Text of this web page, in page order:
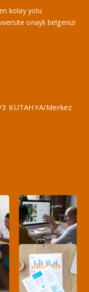
kolay yolu
onaylı belgenizi
KÜTAHYA/Merkez